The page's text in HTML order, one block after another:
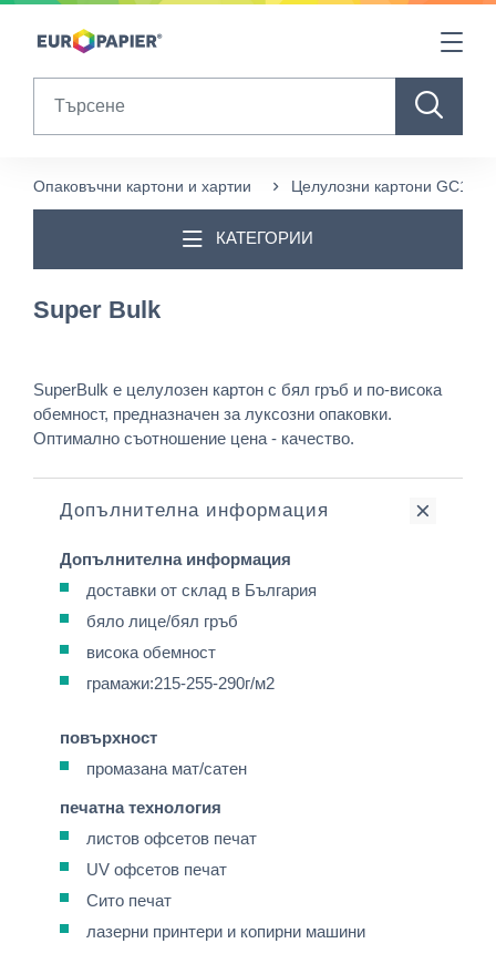
Table Of Content
Други продукти, които може да ви харесат
Опаковъчни картони и хартии Целулозни картони GC1
КАТЕГОРИИ
Super Bulk
SuperBulk е целулозен картон с бял гръб и по-висока
обемност, предназначен за луксозни опаковки.
Оптимално съотношение цена - качество.
Допълнителна информация
Допълнителна информация
доставки от склад в България
бяло лице/бял гръб
висока обемност
грамажи:215-255-290г/м2
повърхност
промазана мат/сатен
печатна технология
листов офсетов печат
UV офсетов печат
Сито печат
лазерни принтери и копирни машини